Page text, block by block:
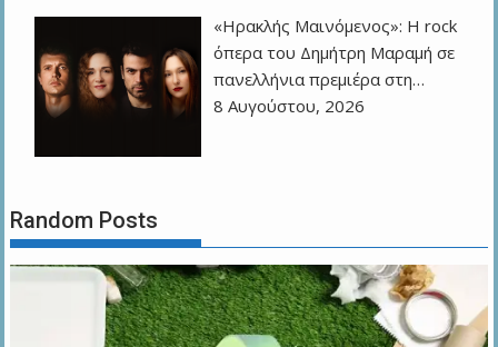
«Ηρακλής Μαινόμενος»: H rock
όπερα του Δημήτρη Μαραμή σε
πανελλήνια πρεμιέρα στη…
8 Αυγούστου, 2026
Random Posts